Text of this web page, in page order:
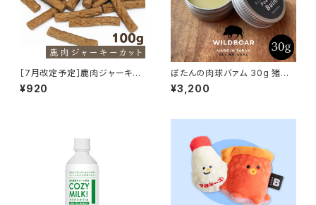
［7月改定予定］鹿肉ジャーキー
カット 100g
¥920
ぼたんの肉球バァム 30g 猪油
日本ミツバチ 肉球クリーム
¥3,200